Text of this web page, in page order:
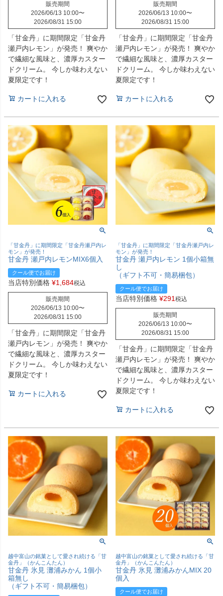
販売期間
2026/06/13 10:00〜
2026/08/31 15:00
「甘金丹」に期間限定「甘金丹
瀬戸内レモン」が発売！ 爽やか
で繊細な風味と、濃厚カスター
ドクリーム。 今しか味わえない
夏限定です！
カートに入れる
販売期間
2026/06/13 10:00〜
2026/08/31 15:00
「甘金丹」に期間限定「甘金丹
瀬戸内レモン」が発売！ 爽やか
で繊細な風味と、濃厚カスター
ドクリーム。 今しか味わえない
夏限定です！
カートに入れる
「甘金丹」に期間限定「甘金丹瀬戸内レ
モン」が発売！
甘金丹 瀬戸内レモンMIX6個入
クール便でお届け
当店特別価格 ¥1,684税込
販売期間
2026/06/13 10:00〜
2026/08/31 15:00
「甘金丹」に期間限定「甘金丹
瀬戸内レモン」が発売！ 爽やか
で繊細な風味と、濃厚カスター
ドクリーム。 今しか味わえない
夏限定です！
カートに入れる
「甘金丹」に期間限定「甘金丹瀬戸内レ
モン」が発売！
甘金丹 瀬戸内レモン 1個小箱無
し
（ギフト不可・簡易梱包）
クール便でお届け
当店特別価格 ¥291税込
販売期間
2026/06/13 10:00〜
2026/08/31 15:00
「甘金丹」に期間限定「甘金丹
瀬戸内レモン」が発売！ 爽やか
で繊細な風味と、濃厚カスター
ドクリーム。 今しか味わえない
夏限定です！
カートに入れる
越中富山の銘菓として愛され続ける「甘
金丹」（かんこんたん）
甘金丹 氷見 灘浦みかん 1個小
箱無し
（ギフト不可・簡易梱包）
越中富山の銘菓として愛され続ける「甘
金丹」（かんこんたん）
甘金丹 氷見 灘浦みかんMIX 20
個入
クール便でお届け